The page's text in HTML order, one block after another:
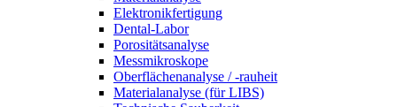
Elektronikfertigung
Dental-Labor
Porositätsanalyse
Messmikroskope
Oberflächenanalyse / -rauheit
Materialanalyse (für LIBS)